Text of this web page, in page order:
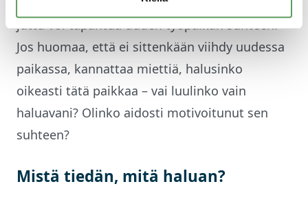
juttu voi tapahtua uuden työpaikan suhteen.
Jos huomaa, että ei sittenkään viihdy uudessa
paikassa, kannattaa miettiä, halusinko
oikeasti tätä paikkaa – vai luulinko vain
haluavani? Olinko aidosti motivoitunut sen
suhteen?
Mistä tiedän, mitä haluan?